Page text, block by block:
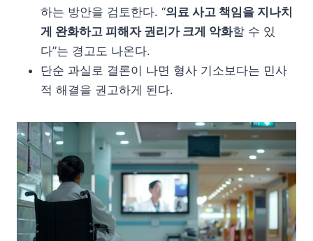
하는 방안을 검토한다. “의료 사고 책임을 지나치
게 완화하고 피해자 권리가 크게 악화할 수 있
다”는 경고도 나온다.
단순 과실로 결론이 나면 형사 기소보다는 민사
적 해결을 권고하게 된다.